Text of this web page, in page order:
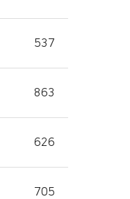
537
863
626
705